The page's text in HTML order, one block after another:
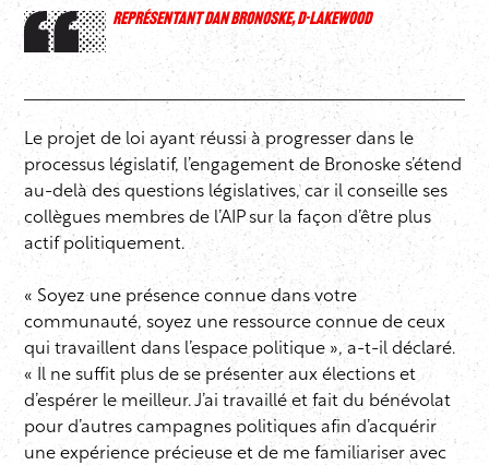
REPRÉSENTANT DAN BRONOSKE, D-LAKEWOOD
Le projet de loi ayant réussi à progresser dans le
processus législatif, l’engagement de Bronoske s’étend
au-delà des questions législatives, car il conseille ses
collègues membres de l’AIP sur la façon d’être plus
actif politiquement.
« Soyez une présence connue dans votre
communauté, soyez une ressource connue de ceux
qui travaillent dans l’espace politique », a-t-il déclaré.
« Il ne suffit plus de se présenter aux élections et
d’espérer le meilleur. J’ai travaillé et fait du bénévolat
pour d’autres campagnes politiques afin d’acquérir
une expérience précieuse et de me familiariser avec